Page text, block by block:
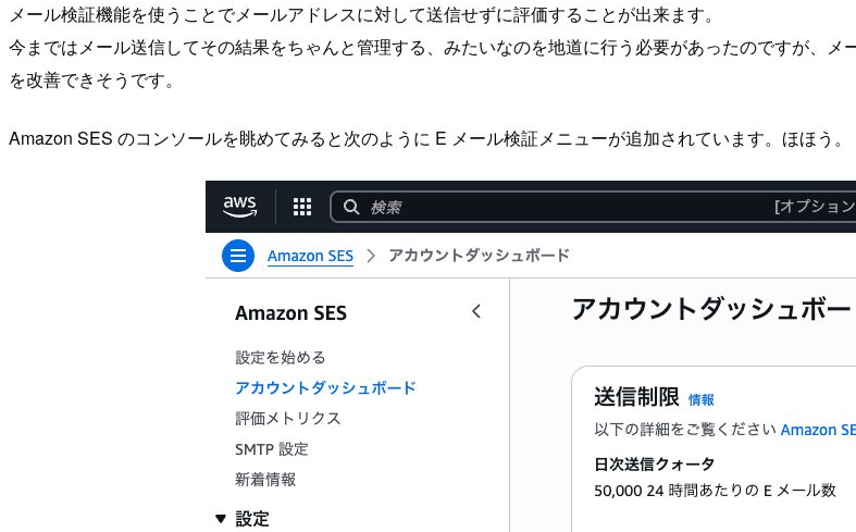
メール検証機能を使うことでメールアドレスに対して送信せずに評価することが出来ます。
今まではメール送信してその結果をちゃんと管理する、みたいなのを地道に行う必要があったのですが、
を改善できそうです。
Amazon SES のコンソールを眺めてみると次のように E メール検証メニューが追加されています。ほほう。